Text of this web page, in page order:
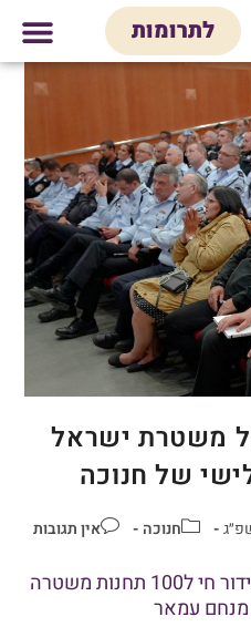
לתרומות
משטרת ישראל
של חנוכה
חנוכה אין תגובות
אירוע הקהל ענק העובר בשידור חי ל100 תחנות משטרה
עמאר